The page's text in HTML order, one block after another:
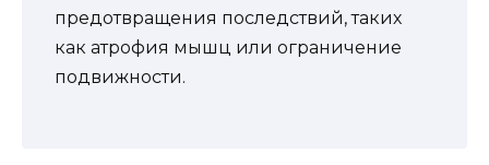
предотвращения последствий, таких
как атрофия мышц или ограничение
подвижности.